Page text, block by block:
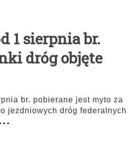
1 sierpnia br.
dróg objęte
br. pobierane jest myto za
jezdniowych dróg federalnych